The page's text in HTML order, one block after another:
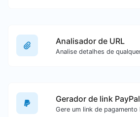
Analisador de URL
Gerador de link PayPal